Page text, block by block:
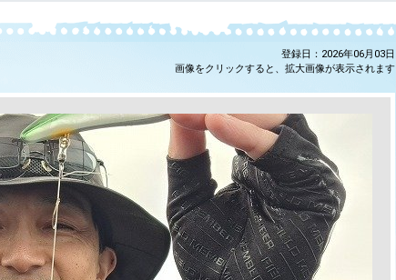
登録日：2026年06月03日
画像をクリックすると、拡大画像が表示されます